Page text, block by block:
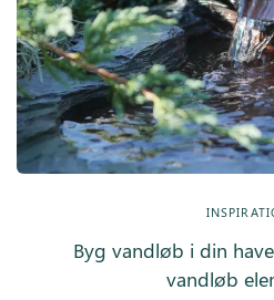
Byg vandløb i din
vandløb
Tilbehør
Inspiration
Køb gavekort
Kundeservice